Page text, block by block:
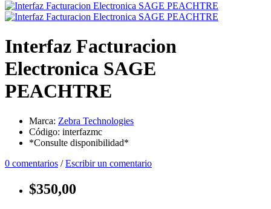
Interfaz Facturacion
Electronica SAGE
PEACHTRE
Marca: Zebra Technologies
Código: interfazmc
*Consulte disponibilidad*
0 comentarios /Escribir un comentario
$350,00